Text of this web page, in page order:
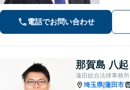
電話でお問い合わせ
那賀島 八起
蓮田総合法律事務所
埼玉県|蓮田市